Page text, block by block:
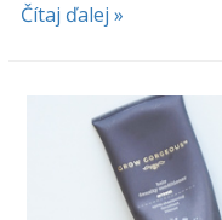
Čítaj ďalej »